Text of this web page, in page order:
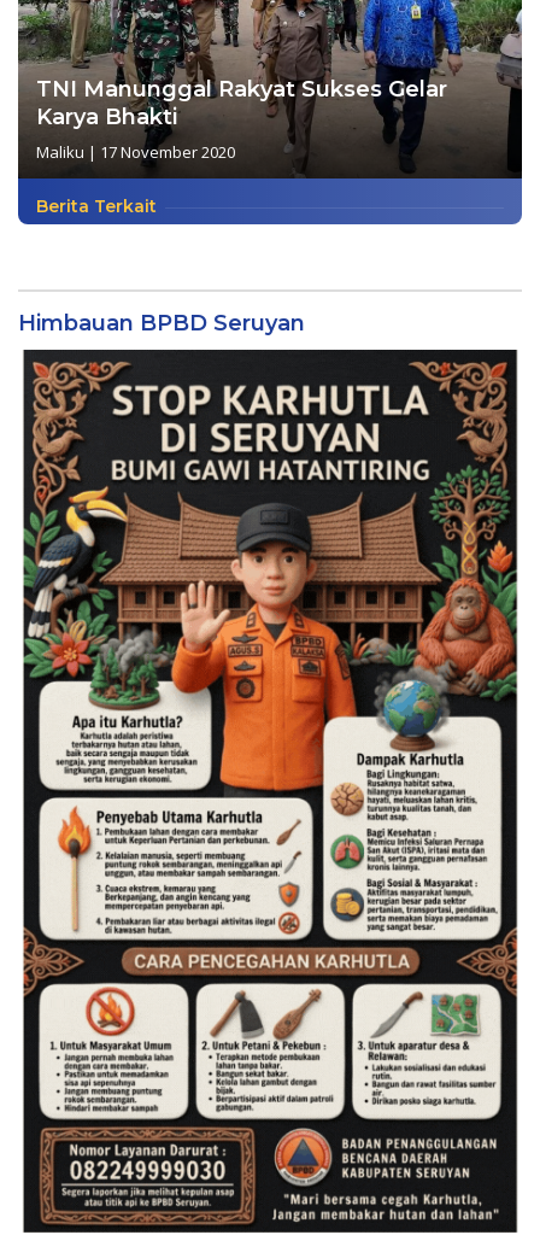
TNI Manunggal Rakyat Sukses Gelar
Karya Bhakti
Maliku | 17 November 2020
Berita Terkait
Himbauan BPBD Seruyan